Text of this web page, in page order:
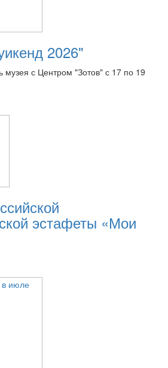
2026"
с Центром "Зотов" с 17 по 19
эстафеты «Мои